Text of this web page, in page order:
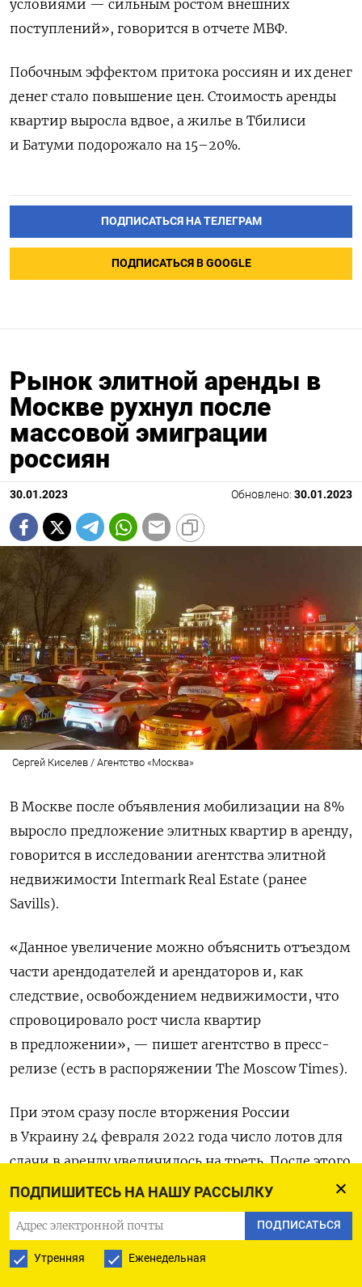
ПОДПИШИТЕСЬ НА НАШУ РАССЫЛКУ
ПОДПИСАТЬСЯ
Утренняя Еженедельная
условиями — сильным ростом внешних
поступлений», говорится в отчете МВФ.
Побочным эффектом притока россиян и их денег
денег стало повышение цен. Стоимость аренды
квартир выросла вдвое, а жилье в Тбилиси
и Батуми подорожало на 15–20%.
ПОДПИСАТЬСЯ НА ТЕЛЕГРАМ
ПОДПИСАТЬСЯ В GOOGLE
Рынок элитной аренды в
Москве рухнул после
массовой эмиграции
россиян
30.01.2023 Обновлено: 30.01.2023
Сергей Киселев / Агентство «Москва»
В Москве после объявления мобилизации на 8%
выросло предложение элитных квартир в аренду,
говорится в исследовании агентства элитной
недвижимости Intermark Real Estate (ранее
Savills).
«Данное увеличение можно объяснить отъездом
части арендодателей и арендаторов и, как
следствие, освобождением недвижимости, что
спровоцировало рост числа квартир
в предложении», — пишет агентство в пресс-
релизе (есть в распоряжении The Moscow Times).
При этом сразу после вторжения России
в Украину 24 февраля 2022 года число лотов для
сдачи в аренду увеличилось на треть. После этого
объем предложения рос почти каждый месяц.
Рост на 8% произошел с сентября, когда была
объявлена мобилизация, по декабрь 2022 года.